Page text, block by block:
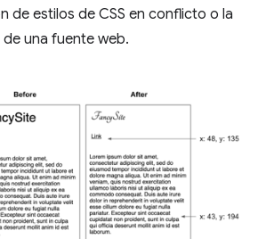
de estilos de CSS en conflicto o la
una fuente web.